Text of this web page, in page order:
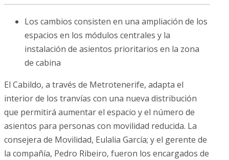
Los cambios consisten en una ampliación de los
espacios en los módulos centrales y la
instalación de asientos prioritarios en la zona
de cabina
El Cabildo, a través de Metrotenerife, adapta el
interior de los tranvías con una nueva distribución
que permitirá aumentar el espacio y el número de
asientos para personas con movilidad reducida. La
consejera de Movilidad, Eulalia García; y el gerente de
la compañía, Pedro Ribeiro, fueron los encargados de